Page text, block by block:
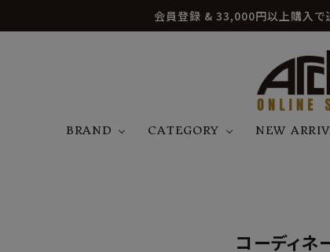
会員登録 & 33,000円以上購入で
BRAND CATEGORY NEW
コーディネ